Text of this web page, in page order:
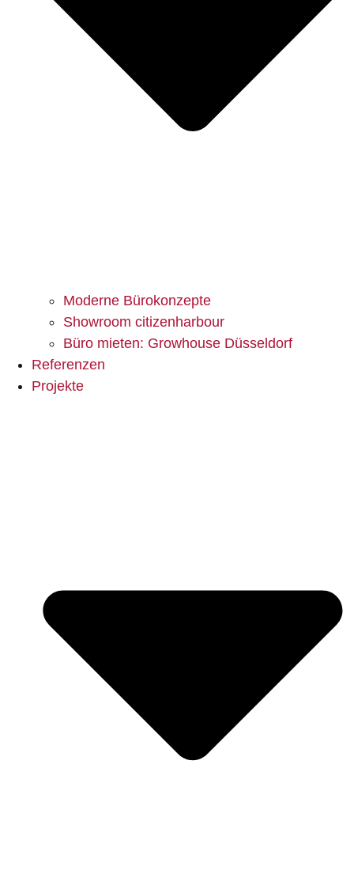
Moderne Bürokonzepte
Showroom citizenharbour
Büro mieten: Growhouse Düsseldorf
Referenzen
Projekte